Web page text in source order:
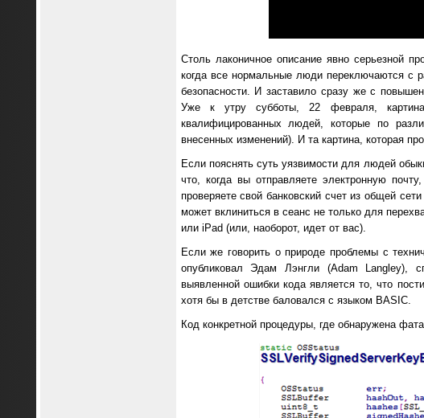
Столь лаконичное описание явно серьезной
когда все нормальные люди переключаются с
безопасности. И заставило сразу же с
Уже к утру субботы, 22 февраля,
квалифицированных людей, которые по
внесенных изменений). И та картина, которая
Если пояснять суть уязвимости для людей
что, когда вы отправляете электронную
проверяете свой банковский счет из общей
может вклиниться в сеанс не только для
или iPad (или, наоборот, идет от вас).
Если же говорить о природе проблемы с
опубликовал Эдам Лэнгли (Adam Langley),
выявленной ошибки кода является то, что
хотя бы в детстве баловался c языком BASIC.
Код конкретной процедуры, где обнаружена